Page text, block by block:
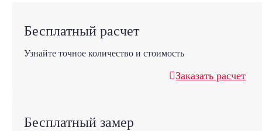
Бесплатный расчет
Узнайте точное количество и стоимость
Заказать расчет
Бесплатный замер